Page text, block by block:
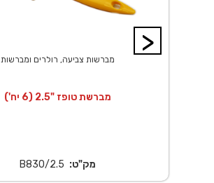
>
מברשות צביעה, רולרים ומברשות
מברשת טופז "2.5 (6 יח')
מק"ט: B830/2.5